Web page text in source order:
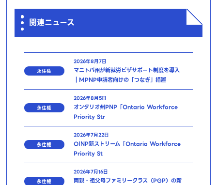
関連ニュース
永住権
2026年8月7日
マニトバ州が新就労ビザサポート制度を導入
｜MPNP申請者向けの「つなぎ」措置
永住権
2026年8月5日
オンタリオ州PNP「Ontario Workforce
Priority Str
永住権
2026年7月22日
OINP新ストリーム「Ontario Workforce
Priority St
永住権
2026年7月16日
両親・祖父母ファミリークラス（PGP）の新